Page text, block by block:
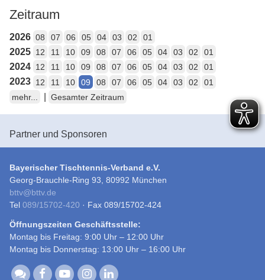
Zeitraum
2026 08 07 06 05 04 03 02 01
2025 12 11 10 09 08 07 06 05 04 03 02 01
2024 12 11 10 09 08 07 06 05 04 03 02 01
2023 12 11 10 09 08 07 06 05 04 03 02
01
mehr...
Gesamter Zeitraum
Partner und Sponsoren
Bayerischer Tischtennis-Verband e.V.
Georg-Brauchle-Ring 93, 80992 München
bttv@bttv.de
Tel 089/15702-420 · Fax 089/15702-424
Öffnungszeiten Geschäftsstelle:
Montag bis Freitag: 9:00 Uhr – 12:00 Uhr
Montag bis Donnerstag: 13:00 Uhr – 16:00 Uhr